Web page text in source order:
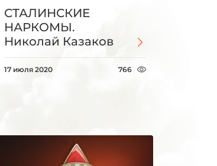
СТАЛИНСКИЕ
НАРКОМЫ.
Николай Казаков
17 июля 2020 766